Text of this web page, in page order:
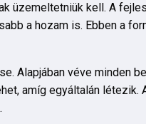
üzemeltetniük kell. A
a hozam is. Ebben a
Alapjában véve minden
amíg egyáltalán létezik.